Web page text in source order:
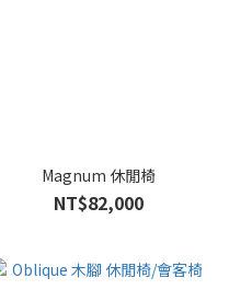
Magnum 休閒椅
NT$82,000